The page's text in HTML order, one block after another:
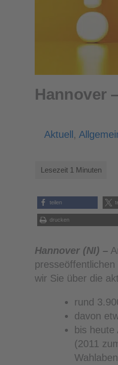
Hannover
Aktuell,
teilen
drucken
Hannover (NI) –
wir Sie über die
rund
davon
bis heute
(2011